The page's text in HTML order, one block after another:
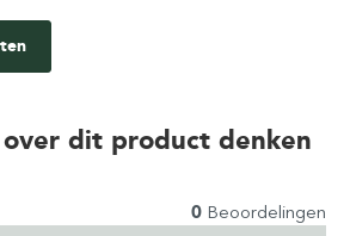
over dit product denken
0 Beoordelingen